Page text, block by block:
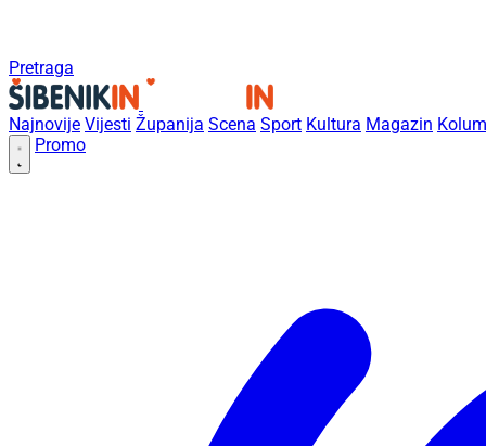
Pretraga
Najnovije Vijesti Županija Scena Sport Kultura Magazin
Promo